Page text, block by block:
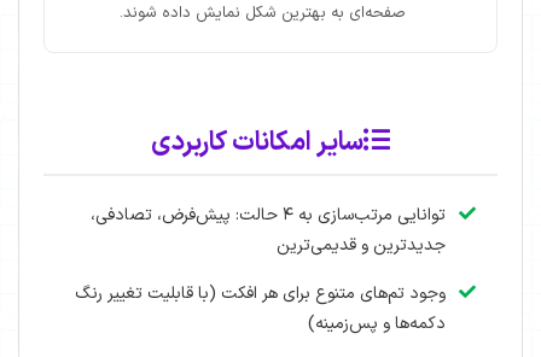
صفحه‌ای به بهترین شکل نمایش داده شوند.
سایر امکانات کاربردی
توانایی مرتب‌سازی به ۴ حالت: پیش‌فرض، تصادفی،
جدیدترین و قدیمی‌ترین
وجود تم‌های متنوع برای هر افکت (با قابلیت تغییر رنگ
دکمه‌ها و پس‌زمینه)